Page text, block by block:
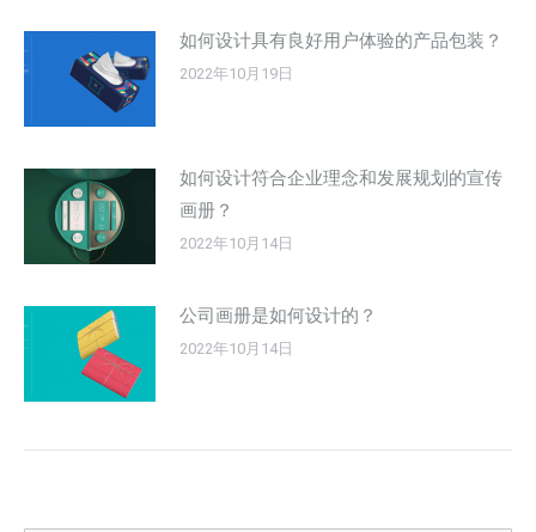
如何设计具有良好用户体验的产品包装？
2022年10月19日
如何设计符合企业理念和发展规划的宣传
画册？
2022年10月14日
公司画册是如何设计的？
2022年10月14日